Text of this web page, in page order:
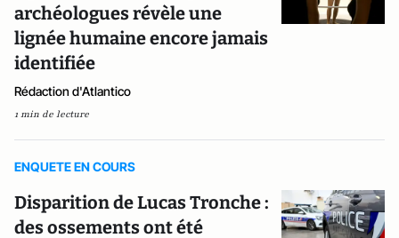
archéologues révèle une
lignée humaine encore jamais
identifiée
Rédaction d'Atlantico
1 min de lecture
ENQUETE EN COURS
Disparition de Lucas Tronche :
des ossements ont été